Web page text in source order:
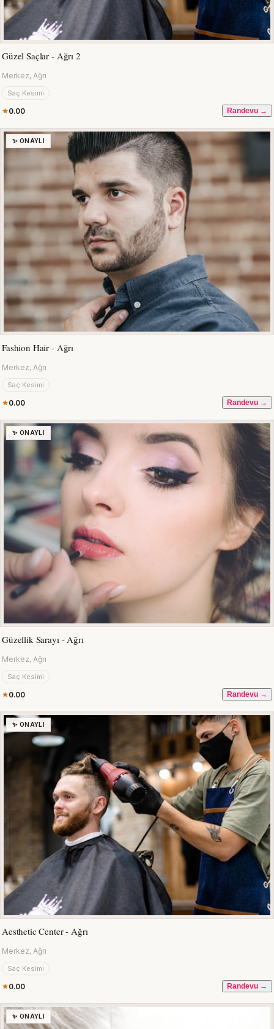
Güzel Saçlar - Ağrı 2
Merkez, Ağrı
Saç Kesimi
0.00 Randevu →
✨ ONAYLI
Fashion Hair - Ağrı
Merkez, Ağrı
Saç Kesimi
0.00 Randevu →
✨ ONAYLI
Güzellik Sarayı - Ağrı
Merkez, Ağrı
Saç Kesimi
0.00 Randevu →
✨ ONAYLI
Aesthetic Center - Ağrı
Merkez, Ağrı
Saç Kesimi
0.00 Randevu →
✨ ONAYLI